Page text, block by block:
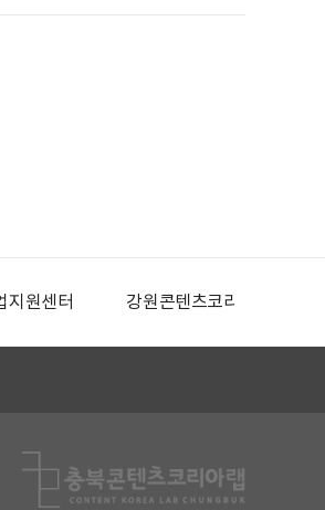
지원센터 강원콘텐츠코리아랩